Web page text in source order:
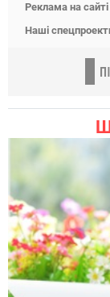
Реклама на сайті
Наші